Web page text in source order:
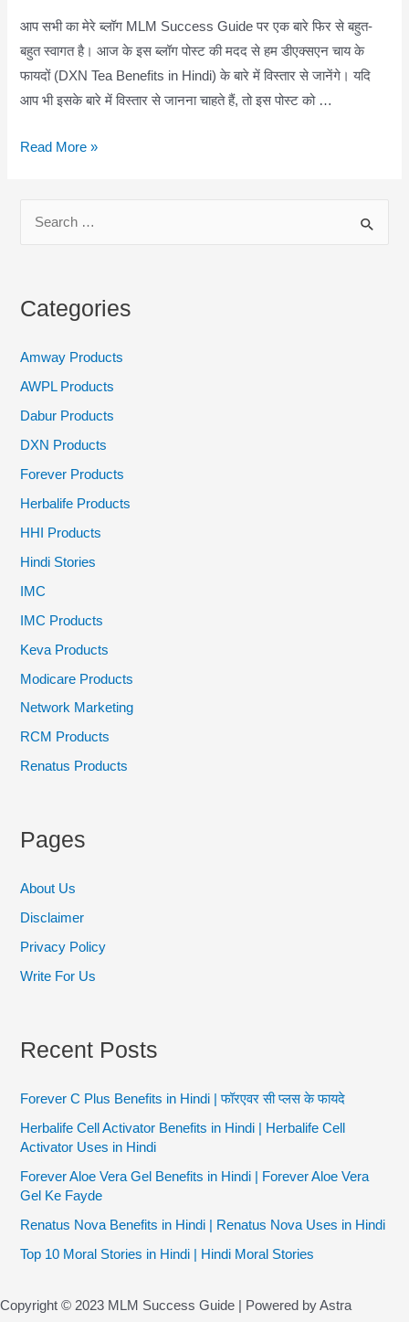
आप सभी का मेरे ब्लॉग MLM Success Guide पर एक बारे फिर से बहुत-
बहुत स्वागत है। आज के इस ब्लॉग पोस्ट की मदद से हम डीएक्सएन चाय के
फायदों (DXN Tea Benefits in Hindi) के बारे में विस्तार से जानेंगे। यदि
आप भी इसके बारे में विस्तार से जानना चाहते हैं, तो इस पोस्ट को …
DXN
Tea
Read More »
c
r
:
Categories
Amway Products
AWPL Products
Dabur Products
DXN Products
Forever Products
Herbalife Products
HHI Products
Hindi Stories
IMC
IMC Products
Keva Products
Modicare Products
Network Marketing
RCM Products
Renatus Products
Pages
About Us
Disclaimer
Privacy Policy
Write For Us
Recent Posts
Forever C Plus Benefits in Hindi | फॉरएवर सी प्लस के फायदे
Herbalife Cell Activator Benefits in Hindi | Herbalife Cell
Activator Uses in Hindi
Forever Aloe Vera Gel Benefits in Hindi | Forever Aloe Vera
Gel Ke Fayde
Renatus Nova Benefits in Hindi | Renatus Nova Uses in Hindi
Top 10 Moral Stories in Hindi | Hindi Moral Stories
Copyright © 2023 MLM Success Guide | Powered by Astra